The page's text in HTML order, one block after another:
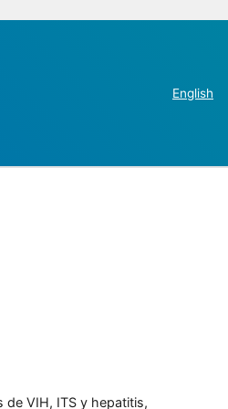
English
de VIH, ITS y hepatitis,